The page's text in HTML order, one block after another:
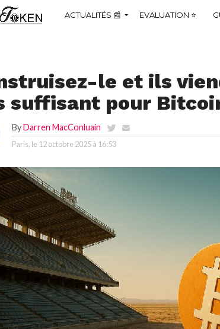
ACTUALITÉS 📰 EVALUATION ⭐
le et ils
suffisant pour
ByDarren MacConluain
Paris, le 12 octobre 2025 à 16:53